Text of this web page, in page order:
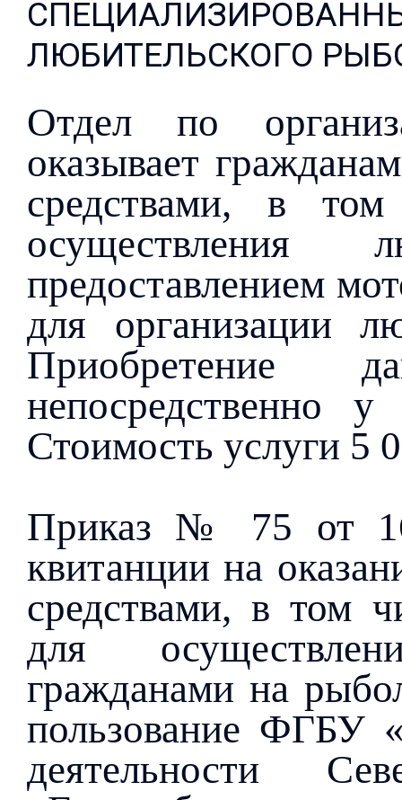
ЛЮБИТЕЛЬСКОГО
Отдел по
оказывает
средствами, в том
осуществления
предоставлением
для организации
Приобретение
непосредственно у
Стоимость услуги 5
Приказ № 75 от
квитанции на
средствами, в том
для
гражданами на
пользование ФГБУ
деятельности